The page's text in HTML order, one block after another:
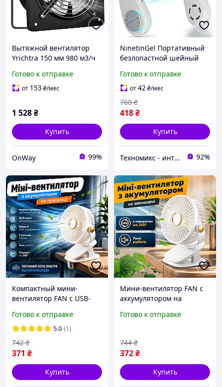
Вытяжной вентилятор
Yrichtra 150 мм 980 м3/ч
обратным клапаном для
ванной кухни подвала
Готово к отправке
от 153₴/мес
1 528₴
Купить
OnWay 99%
NinetinGel Портативный
безлопастной шейный
путешествий в
помещении и на
открытом воздухе,
Готово к отправке
от42₴/мес
418₴
760 ₴
Купить
Техномикс - интернет - магазин качественной техники, электроники и других товаров для дома и работы 92%
Компактный мини-
вентилятор FAN с USB-
Аккамуляторный
вентилятор с тремя
скоростями для
путешествий
Готово к отправке
5.0 (1)
371 ₴
742 ₴
Купить
Мини-вентилятор FAN с
аккумулятором на
через USB для отдыха
с поворотом на 360°
Готово к отправке
372₴
744 ₴
Купить